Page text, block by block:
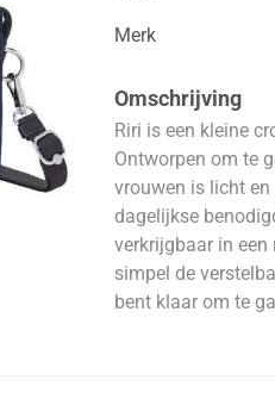
Merk
Omschrijving
Riri is een kleine
Ontworpen om te
vrouwen is licht
dagelijkse
verkrijgbaar in
simpel de
bent klaar om te